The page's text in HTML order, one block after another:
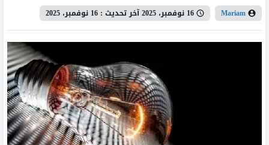
Mariam 16 نوفمبر، 2025 آخر تحديث : 16 نوفمبر، 2025